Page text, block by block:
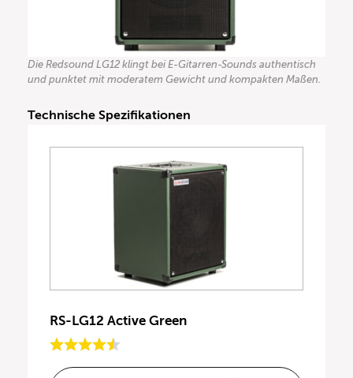
Die Redsound LG12 klingt bei E-Gitarren-Sounds authentisch
und punktet mit moderatem Gewicht und kompakten Maßen.
Technische Spezifikationen
RS-LG12 Active Green